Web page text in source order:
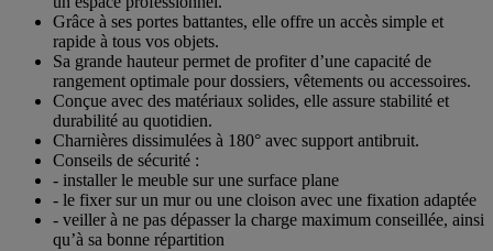
Grâce à ses portes battantes, elle offre un accès simple et
rapide à tous vos objets.
Sa grande hauteur permet de profiter d’une capacité de
rangement optimale pour dossiers, vêtements ou accessoires.
Conçue avec des matériaux solides, elle assure stabilité et
durabilité au quotidien.
Charnières dissimulées à 180° avec support antibruit.
Conseils de sécurité :
- installer le meuble sur une surface plane
- le fixer sur un mur ou une cloison avec une fixation adaptée
- veiller à ne pas dépasser la charge maximum conseillée, ainsi
qu’à sa bonne répartition